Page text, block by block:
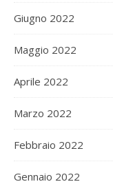
Giugno 2022
Maggio 2022
Aprile 2022
Marzo 2022
Febbraio 2022
Gennaio 2022